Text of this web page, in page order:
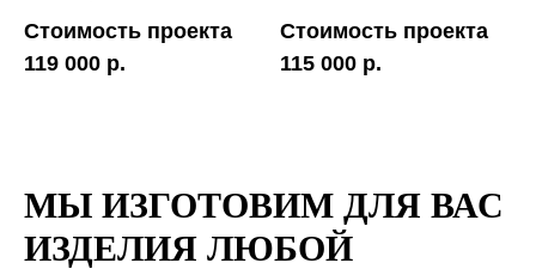
Стоимость проекта
119 000 р.
Стоимость проекта
115 000 р.
МЫ ИЗГОТОВИМ ДЛЯ ВАС
ИЗДЕЛИЯ ЛЮБОЙ